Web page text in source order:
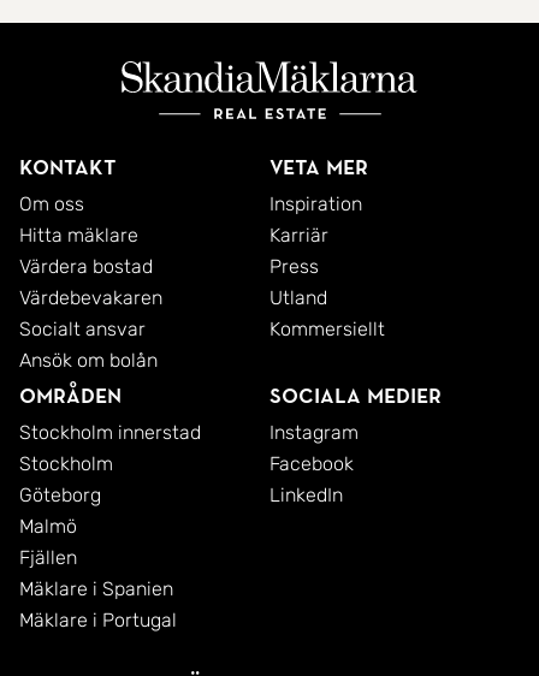
Kontakt
Om oss
Hitta mäklare
Värdera bostad
Värdebevakaren
Socialt ansvar
Ansök om bolån
Veta mer
Inspiration
Karriär
Press
Utland
Kommersiellt
Områden
Stockholm innerstad
Stockholm
Göteborg
Malmö
Fjällen
Mäklare i Spanien
Mäklare i Portugal
Sociala medier
Instagram
Facebook
LinkedIn